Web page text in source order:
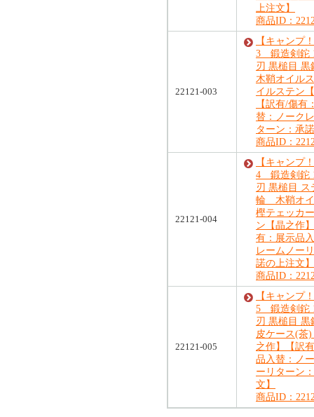
上注文】
商品ID：
22121-003
【キャンプ
3 鍛造剣鉈
刃 黒槌目
木鞘オイル
イルステン
【訳有/傷有
替：ノーク
ターン：承
商品ID：
22121-004
【キャンプ
4 鍛造剣鉈
刃 黒槌目 ス
輪 木鞘オ
樫テェッカ
ン【晶之作
有：展示品
レームノー
諾の上注文】
商品ID：
22121-005
【キャンプ
5 鍛造剣鉈
刃 黒槌目
皮ケース(
之作】【訳
品入替：ノ
ーリターン
文】
商品ID：